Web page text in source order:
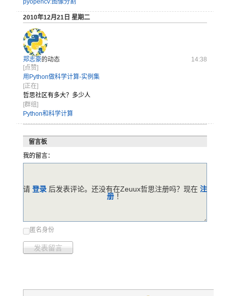
pyopencv:图像分割
2010年12月21日 星期二
郑志豪的动态
14:38
[点赞]
用Python做科学计算-实例集
[正在]
哲思社区有多大？多少人
[群组]
Python和科学计算
留言板
我的留言：
匿名身份
发表留言
请 登录 后发表评论。还没有在Zeuux哲思注册吗？现在 注
册 ！